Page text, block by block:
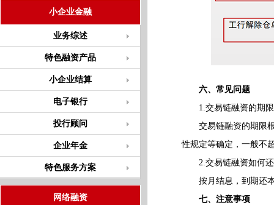
小企业金融
业务综述
特色融资产品
小企业结算
电子银行
投行顾问
企业年金
特色服务方案
网络融资
六、常见问题
1.交易链融资的期限
交易链融资的期限根
性规定等确定，一般不
2.交易链融资如何还
按月结息，到期还本
七、注意事项